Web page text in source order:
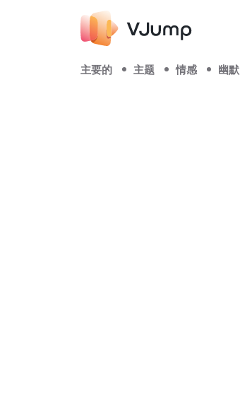
主要的 主题 情感 幽默